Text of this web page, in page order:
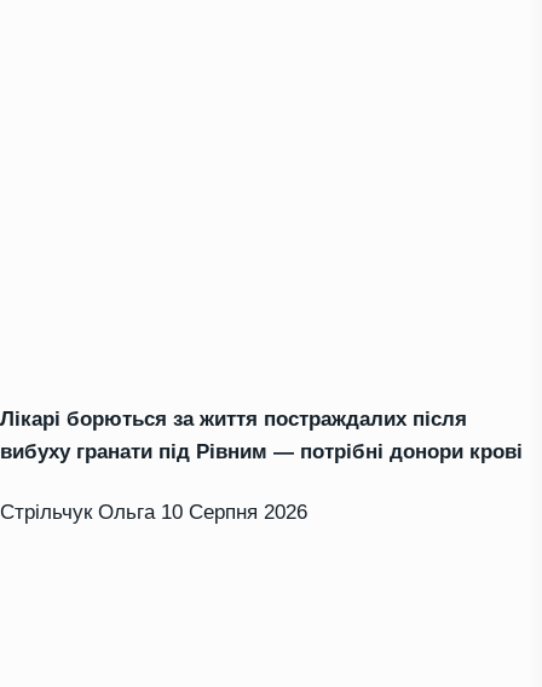
Лікарі борються за життя постраждалих після
вибуху гранати під Рівним — потрібні донори крові
Стрільчук Ольга 10 Серпня 2026